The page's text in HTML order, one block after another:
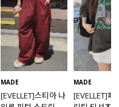
MADE
[EVELLET]스티아 나
MADE
[EVELLET]페